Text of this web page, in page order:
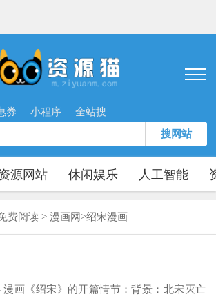
券 小程序 全站搜
搜网站
源网站 休闲娱乐 人工智能
费阅读 > 漫画网>绍宋漫画
漫画《绍宋》的开篇情节：背景：北宋灭亡